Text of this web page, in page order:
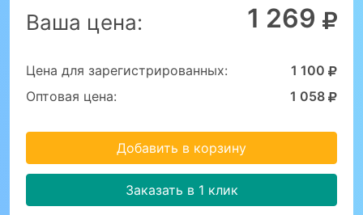
Ваша цена: 1 269
Цена для зарегистрированных:
1 100
Оптовая цена:
1 058
Добавить в корзину
Заказать в 1 клик